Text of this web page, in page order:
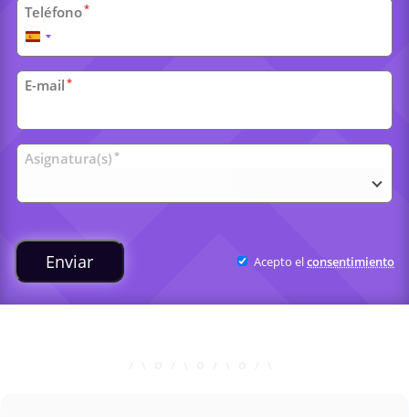
Teléfono*
España
+34
E-mail *
Clases
universitarias
Asignatura(s) *
Enviar Acepto elconsentimiento